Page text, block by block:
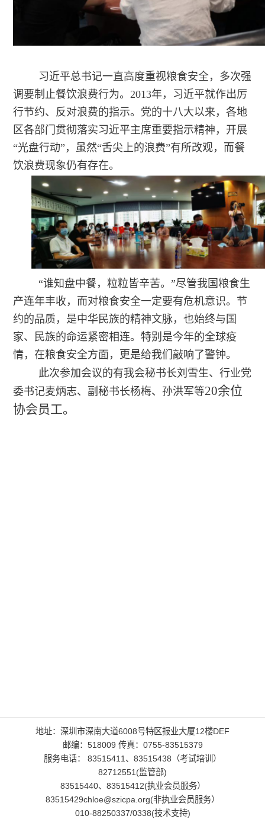
习近平总书记一直高度重视粮食安全，多次强
调要制止餐饮浪费行为。2013年，习近平就作出厉
行节约、反对浪费的指示。党的十八大以来，各地
区各部门贯彻落实习近平主席重要指示精神，开展
“光盘行动”，虽然“舌尖上的浪费”有所改观，而餐
饮浪费现象仍有存在。
“谁知盘中餐，粒粒皆辛苦。”尽管我国粮食生
产连年丰收，而对粮食安全一定要有危机意识。节
约的品质，是中华民族的精神文脉，也始终与国
家、民族的命运紧密相连。特别是今年的全球疫
情，在粮食安全方面，更是给我们敲响了警钟。
此次参加会议的有我会秘书长刘雪生、行业党
委书记麦炳志、副秘书长杨梅、孙洪军等20余位
协会员工。
地址：深圳市深南大道6008号特区报业大厦12楼DEF
邮编：518009 传真：0755-83515379
服务电话： 83515411、83515438（考试培训）
82712551(监管部)
83515440、83515412(执业会员服务）
83515429chloe@szicpa.org(非执业会员服务）
010-88250337/0338(技术支持)